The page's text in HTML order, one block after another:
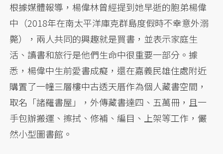
根據媒體報導，楊偉林曾經提到她早逝的胞弟楊偉
中（2018年在南太平洋庫克群島度假時不幸意外溺
斃），兩人共同的興趣就是買書，並表示家庭生
活、讀書和旅行是他們生命中很重要一部分。據
悉，楊偉中生前愛書成癡，還在嘉義民雄住處附近
購置了一幢三層樓中古透天厝作為個人藏書空間，
取名「諸羅書屋」，外傳藏書達四、五萬冊，且一
手包辦搬運、擦拭、修補、編目、上架等工作，儼
然小型圖書館。